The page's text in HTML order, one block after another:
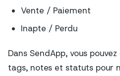
Vente / Paiement
Inapte / Perdu
Dans SendApp, vous
tags, notes et statuts pour